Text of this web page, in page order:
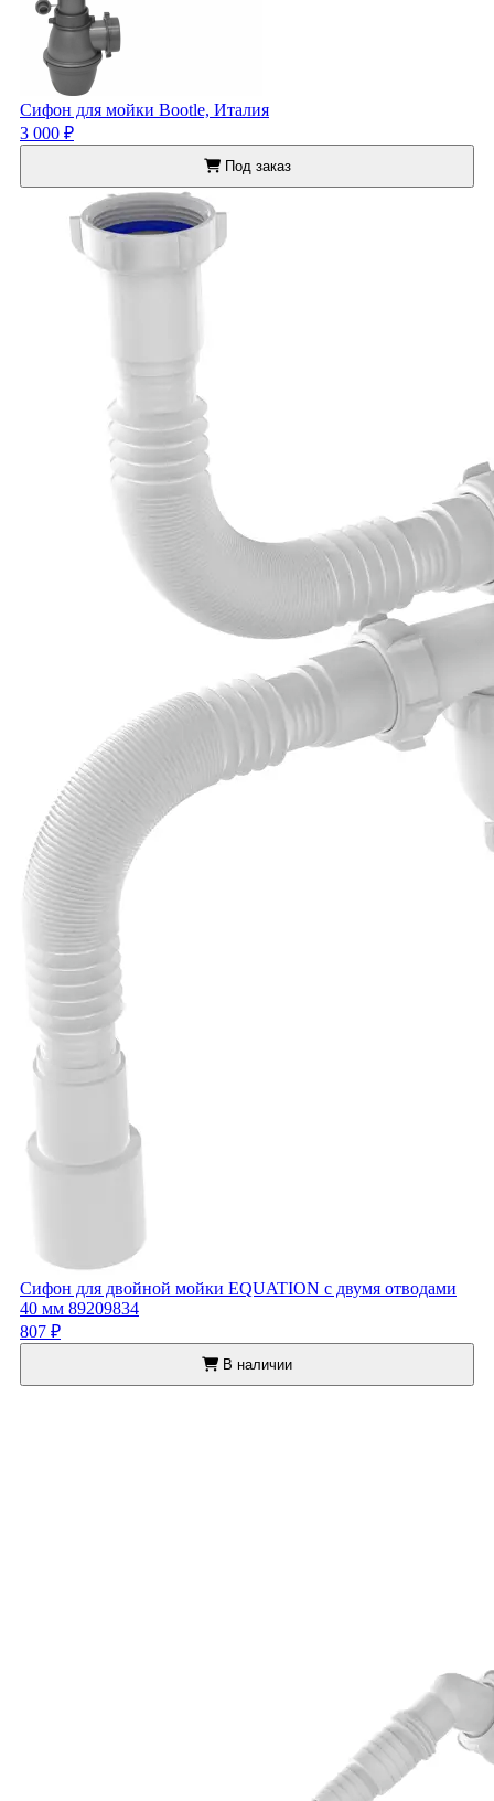
Сифон для мойки Bootle, Италия
3 000 ₽
Под заказ
Сифон для двойной мойки EQUATION с двумя отводами
40 мм 89209834
807 ₽
В наличии